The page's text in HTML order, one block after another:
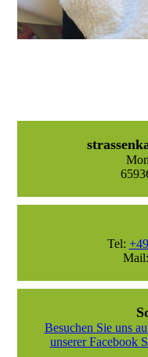
Tel:
Mail:
Besuchen Sie uns
unserer Facebook